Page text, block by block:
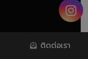
ติดต่อเรา